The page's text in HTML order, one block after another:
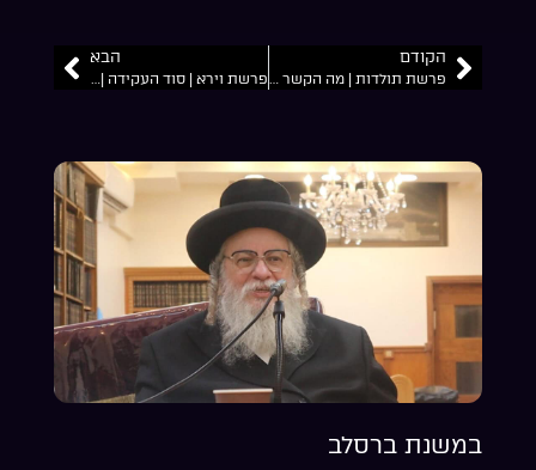
הקודם
פרשת תולדות | מה הקשר שלנו לסיפור של יעקב ועשיו? | הרב מאיר שלמה זצ”ל
הבא
פרשת וירא | סוד העקידה | מה זוכים שמתחדשים? | הרב מאיר שלמה זצ”ל
במשנת ברסלב